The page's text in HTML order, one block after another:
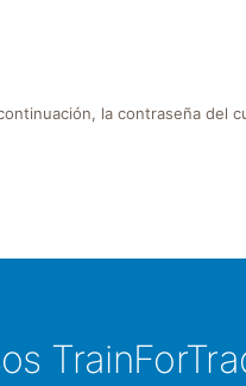
la contraseña del